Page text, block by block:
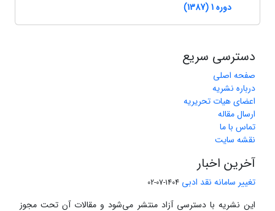
دوره 1 (1387)
دسترسی سریع
صفحه اصلی
درباره نشریه
اعضای هیات تحریریه
ارسال مقاله
تماس با ما
نقشه سایت
آخرین اخبار
تغییر سامانه نقد ادبی 1404-07-02
این نشریه با دسترسی آزاد منتشر می‌شود و مقالات آن تحت مجوز